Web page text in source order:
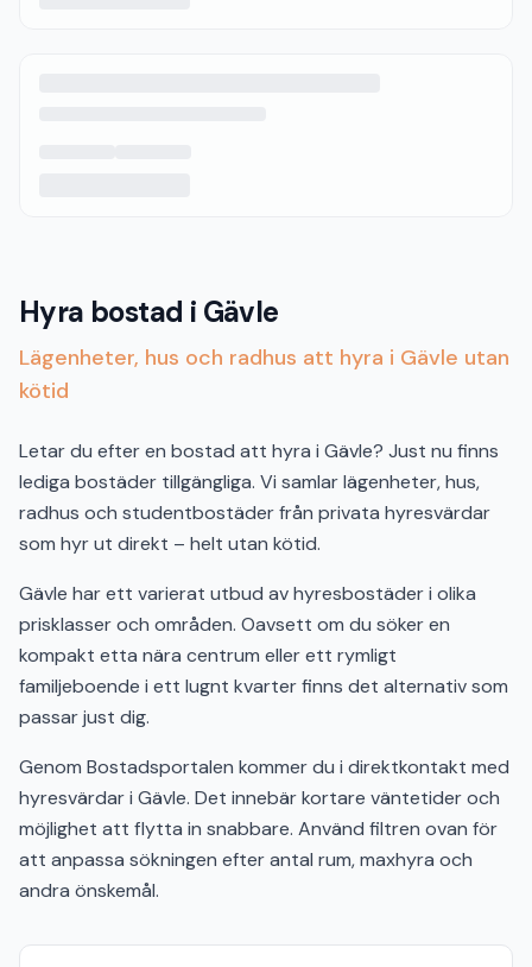
Hyra bostad i Gävle
Lägenheter, hus och radhus att hyra i Gävle utan
kötid
Letar du efter en bostad att hyra i Gävle? Just nu finns
lediga bostäder tillgängliga. Vi samlar lägenheter, hus,
radhus och studentbostäder från privata hyresvärdar
som hyr ut direkt – helt utan kötid.
Gävle har ett varierat utbud av hyresbostäder i olika
prisklasser och områden. Oavsett om du söker en
kompakt etta nära centrum eller ett rymligt
familjeboende i ett lugnt kvarter finns det alternativ som
passar just dig.
Genom Bostadsportalen kommer du i direktkontakt med
hyresvärdar i Gävle. Det innebär kortare väntetider och
möjlighet att flytta in snabbare. Använd filtren ovan för
att anpassa sökningen efter antal rum, maxhyra och
andra önskemål.